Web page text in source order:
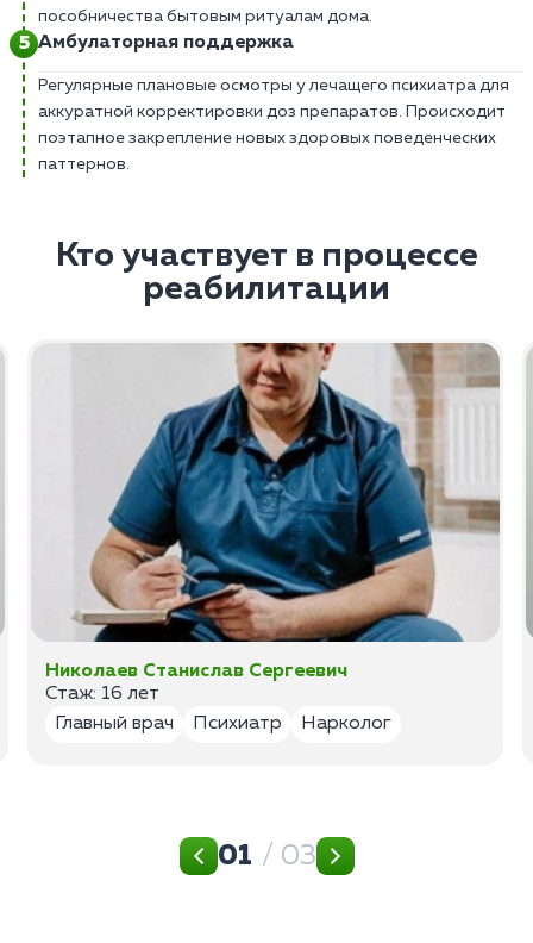
пособничества бытовым ритуалам дома.
Амбулаторная поддержка
Регулярные плановые осмотры у лечащего психиатра для
аккуратной корректировки доз препаратов. Происходит
поэтапное закрепление новых здоровых поведенческих
паттернов.
Кто участвует в процессе
реабилитации
Николаев Станислав Сергеевич
Стаж: 16 лет
Главный врач
Психиатр Нарколог
01 / 03